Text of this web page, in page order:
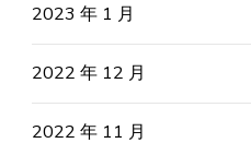
2023 年 1 月
2022 年 12 月
2022 年 11 月